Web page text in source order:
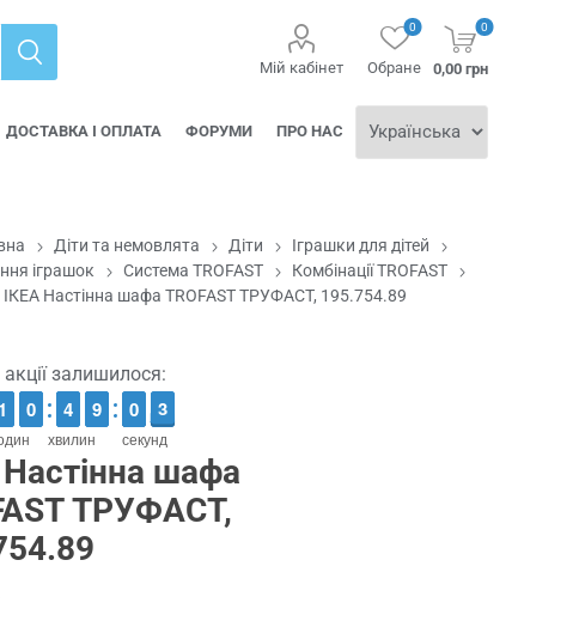
Мій кабінет Обране
0 0
0,00 грн
ДОСТАВКА І ОПЛАТА ФОРУМИ ПРО НАС
Діти та немовлята Діти
Іграшки для дітей
іграшок
Система TROFAST
Комбінації TROFAST
ІКЕА Настінна шафа TROFAST ТРУФАСТ, 195.754.89
залишилося:
1
1
1
1 9
9
0
0
хвилин
3
3
4
4 8
8
9
9
секунд
1
0
0 3
2
2
шафа
ТРУФАСТ,